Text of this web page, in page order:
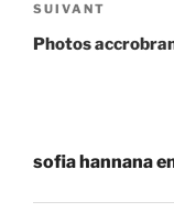
Article
suivant
SUIVANT
Photos
sofia hannana